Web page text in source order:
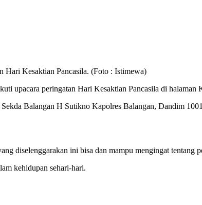
Hari Kesaktian Pancasila. (Foto : Istimewa)
upacara peringatan Hari Kesaktian Pancasila di
Balangan H Sutikno Kapolres Balangan, Dandim
diselenggarakan ini bisa dan mampu mengingat tentang
kehidupan sehari-hari.